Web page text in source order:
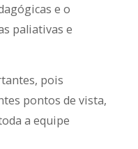
e o
paliativas e
pois
pontos de vista,
a equipe